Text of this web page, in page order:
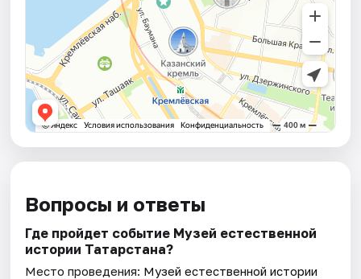
Вопросы и ответы
Где пройдет событие Музей естественной
истории Татарстана?
Место проведения: Музей естественной истории